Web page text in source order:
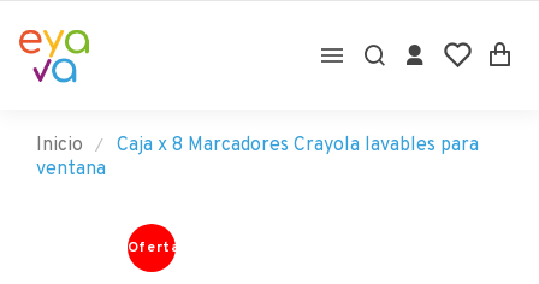

Inicio
Caja x 8 Marcadores Crayola lavables para
ventana
Oferta